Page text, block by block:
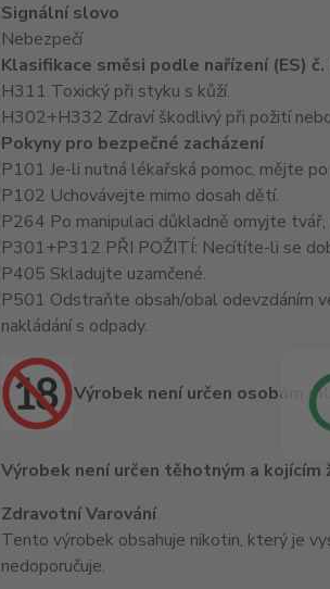
Signální slovo
Nebezpečí
Klasifikace směsi podle nařízení (ES)
H311 Toxický při styku s kůží.
H302+H332 Zdraví škodlivý při požití
Pokyny pro bezpečné zacházení
P101 Je-li nutná lékařská pomoc, mějte
P102 Uchovávejte mimo dosah dětí.
P264 Po manipulaci důkladně omyjte
P301+P312 PŘI POŽITÍ: Necítíte-li se
P405 Skladujte uzamčené.
P501 Odstraňte obsah/obal odevzdáním
nakládání s odpady.
Výrobek není určen osobám
Výrobek není určen těhotným a kojícím
Zdravotní Varování
Tento výrobek obsahuje nikotin, který je
nedoporučuje.